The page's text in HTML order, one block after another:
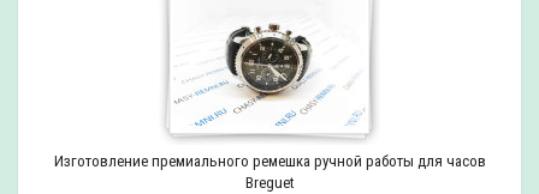
Изготовление премиального ремешка ручной работы для часов
Breguet